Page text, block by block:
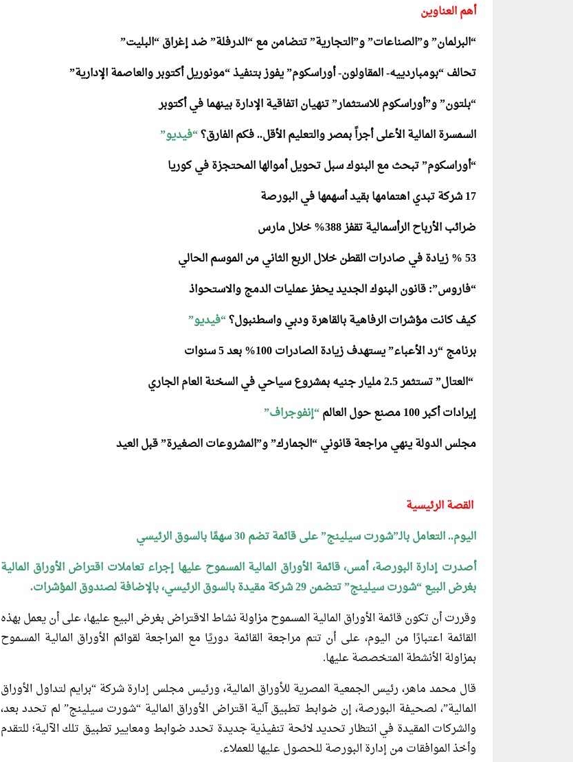
أهم العناوين
“البرلمان” و”الصناعات” و”التجارية” تتضامن مع “الدرفلة” ضد إغراق “البليت”
تحالف “بومباردييه- المقاولون- أوراسكوم” يفوز بتنفيذ “مونوريل أكتوبر والعاصمة الإدارية”
“بلتون” و”أوراسكوم للاستثمار” تنهيان اتفاقية الإدارة بينهما في أكتوبر
السمسرة المالية الأعلى أجراً بمصر والتعليم الأقل.. فكم الفارق؟“فيديو”
“أوراسكوم” تبحث مع البنوك سبل تحويل أموالها المحتجزة في كوريا
17 شركة تبدي اهتمامها بقيد أسهمها في البورصة
ضرائب الأرباح الرأسمالية تقفز 388% خلال مارس
53 % زيادة في صادرات القطن خلال الربع الثاني من الموسم الحالي
“فاروس”: قانون البنوك الجديد يحفز عمليات الدمج والاستحواذ
كيف كانت مؤشرات الرفاهية بالقاهرة ودبي واسطنبول؟“فيديو”
برنامج “رد الأعباء” يستهدف زيادة الصادرات 100% بعد 5 سنوات
“العتال” تستثمر 2.5 مليار جنيه بمشروع سياحي في السخنة العام الجاري
إيرادات أكبر 100 مصنع حول العالم
“إنفوجراف”
مجلس الدولة ينهي مراجعة قانوني “الجمارك” و”المشروعات الصغيرة” قبل العيد
القصة الرئيسية
اليوم.. التعامل بالـ”شورت سيلينج” على قائمة تضم 30 سهمًا بالسوق الرئيسي
أصدرت إدارة البورصة، أمس، قائمة الأوراق المالية المسموح عليها إجراء تعاملات اقتراض الأوراق المالية
بغرض البيع “شورت سيلينج” تتضمن 29 شركة مقيدة بالسوق الرئيسي، بالإضافة لصندوق المؤشرات.
وقررت أن تكون قائمة الأوراق المالية المسموح مزاولة نشاط الاقتراض بغرض البيع عليها، على أن يعمل بهذه
القائمة اعتبارًا من اليوم، على أن تتم مراجعة القائمة دوريًا مع المراجعة لقوائم الأوراق المالية المسموح
بمزاولة الأنشطة المتخصصة عليها.
قال محمد ماهر، رئيس الجمعية المصرية للأوراق المالية، ورئيس مجلس إدارة شركة “برايم لتداول الأوراق
المالية”، لصحيفة البورصة، إن ضوابط تطبيق آلية اقتراض الأوراق المالية “شورت سيلينج” لم تحدد بعد،
والشركات المقيدة في انتظار تحديد لائحة تنفيذية جديدة تحدد ضوابط ومعايير تطبيق تلك الآلية؛ للتقدم
وأخذ الموافقات من إدارة البورصة للحصول عليها للعملاء.